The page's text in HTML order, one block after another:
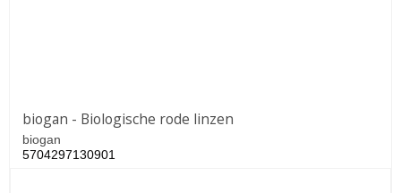
biogan - Biologische rode linzen
biogan
5704297130901